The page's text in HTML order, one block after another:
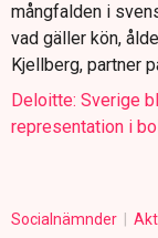
mångfalden i
vad gäller kön,
Kjellberg, partner
Deloitte: Sverige
representation i
Socialnämnder